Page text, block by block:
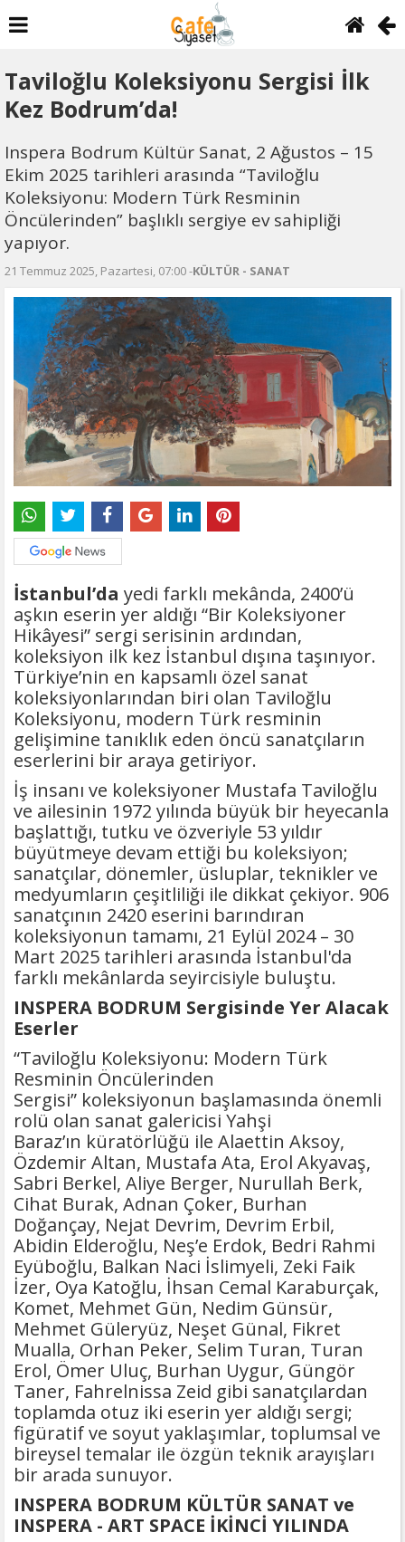
Taviloğlu Koleksiyonu Sergisi İlk
Kez Bodrum’da!
Inspera Bodrum Kültür Sanat, 2 Ağustos – 15
Ekim 2025 tarihleri arasında “Taviloğlu
Koleksiyonu: Modern Türk Resminin
Öncülerinden” başlıklı sergiye ev sahipliği
yapıyor.
21 Temmuz 2025, Pazartesi, 07:00 -KÜLTÜR - SANAT
İstanbul’da yedi farklı mekânda, 2400’ü
aşkın eserin yer aldığı “Bir Koleksiyoner
Hikâyesi” sergi serisinin ardından,
koleksiyon ilk kez İstanbul dışına taşınıyor.
Türkiye’nin en kapsamlı özel sanat
koleksiyonlarından biri olan Taviloğlu
Koleksiyonu, modern Türk resminin
gelişimine tanıklık eden öncü sanatçıların
eserlerini bir araya getiriyor.
İş insanı ve koleksiyoner Mustafa Taviloğlu
ve ailesinin 1972 yılında büyük bir heyecanla
başlattığı, tutku ve özveriyle 53 yıldır
büyütmeye devam ettiği bu koleksiyon;
sanatçılar, dönemler, üsluplar, teknikler ve
medyumların çeşitliliği ile dikkat çekiyor. 906
sanatçının 2420 eserini barındıran
koleksiyonun tamamı, 21 Eylül 2024 – 30
Mart 2025 tarihleri arasında İstanbul'da
farklı mekânlarda seyircisiyle buluştu.
INSPERA BODRUM Sergisinde Yer Alacak
Eserler
“Taviloğlu Koleksiyonu: Modern Türk
Resminin Öncülerinden
Sergisi” koleksiyonun başlamasında önemli
rolü olan sanat galericisi Yahşi
Baraz’ın küratörlüğü ile Alaettin Aksoy,
Özdemir Altan, Mustafa Ata, Erol Akyavaş,
Sabri Berkel, Aliye Berger, Nurullah Berk,
Cihat Burak, Adnan Çoker, Burhan
Doğançay, Nejat Devrim, Devrim Erbil,
Abidin Elderoğlu, Neş’e Erdok, Bedri Rahmi
Eyüboğlu, Balkan Naci İslimyeli, Zeki Faik
İzer, Oya Katoğlu, İhsan Cemal Karaburçak,
Komet, Mehmet Gün, Nedim Günsür,
Mehmet Güleryüz, Neşet Günal, Fikret
Mualla, Orhan Peker, Selim Turan, Turan
Erol, Ömer Uluç, Burhan Uygur, Güngör
Taner, Fahrelnissa Zeid gibi sanatçılardan
toplamda otuz iki eserin yer aldığı sergi;
figüratif ve soyut yaklaşımlar, toplumsal ve
bireysel temalar ile özgün teknik arayışları
bir arada sunuyor.
INSPERA BODRUM KÜLTÜR SANAT ve
INSPERA - ART SPACE İKİNCİ YILINDA